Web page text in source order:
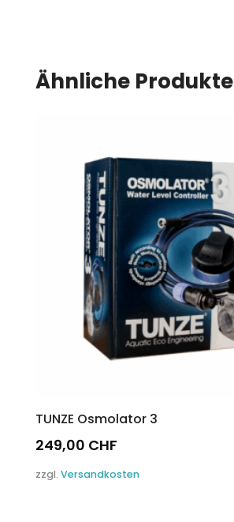
Ähnliche Produkte
TUNZE Osmolator 3
249,00 CHF
zzgl. Versandkosten